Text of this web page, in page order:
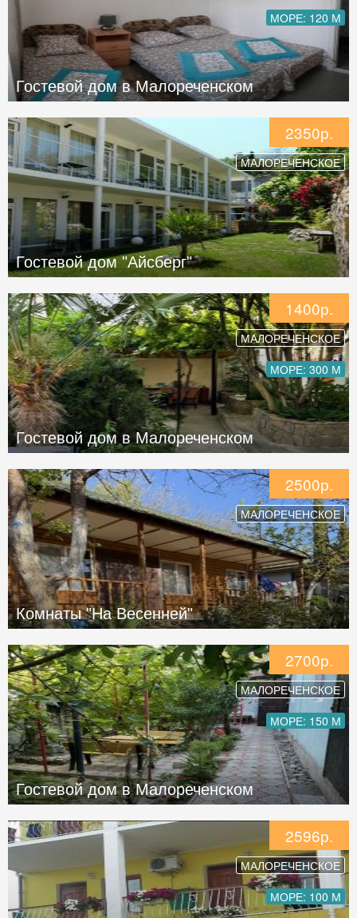
МОРЕ: 120 М
Гостевой дом в Малореченском
2350р.
МАЛОРЕЧЕНСКОЕ
Гостевой дом "Айсберг"
1400р.
МАЛОРЕЧЕНСКОЕ
МОРЕ: 300 М
Гостевой дом в Малореченском
2500р.
МАЛОРЕЧЕНСКОЕ
Комнаты "На Весенней"
2700р.
МАЛОРЕЧЕНСКОЕ
МОРЕ: 150 М
Гостевой дом в Малореченском
2596р.
МАЛОРЕЧЕНСКОЕ
МОРЕ: 100 М